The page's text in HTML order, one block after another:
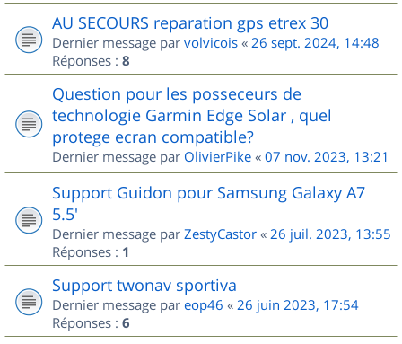
AU SECOURS reparation gps etrex 30
Dernier message par volvicois « 26 sept. 2024, 14:48
Réponses : 8
Question pour les posseceurs de
technologie Garmin Edge Solar , quel
protege ecran compatible?
Dernier message par OlivierPike « 07 nov. 2023, 13:21
Support Guidon pour Samsung Galaxy A7
5.5'
Dernier message par ZestyCastor « 26 juil. 2023, 13:55
Réponses : 1
Support twonav sportiva
Dernier message par eop46 « 26 juin 2023, 17:54
Réponses : 6